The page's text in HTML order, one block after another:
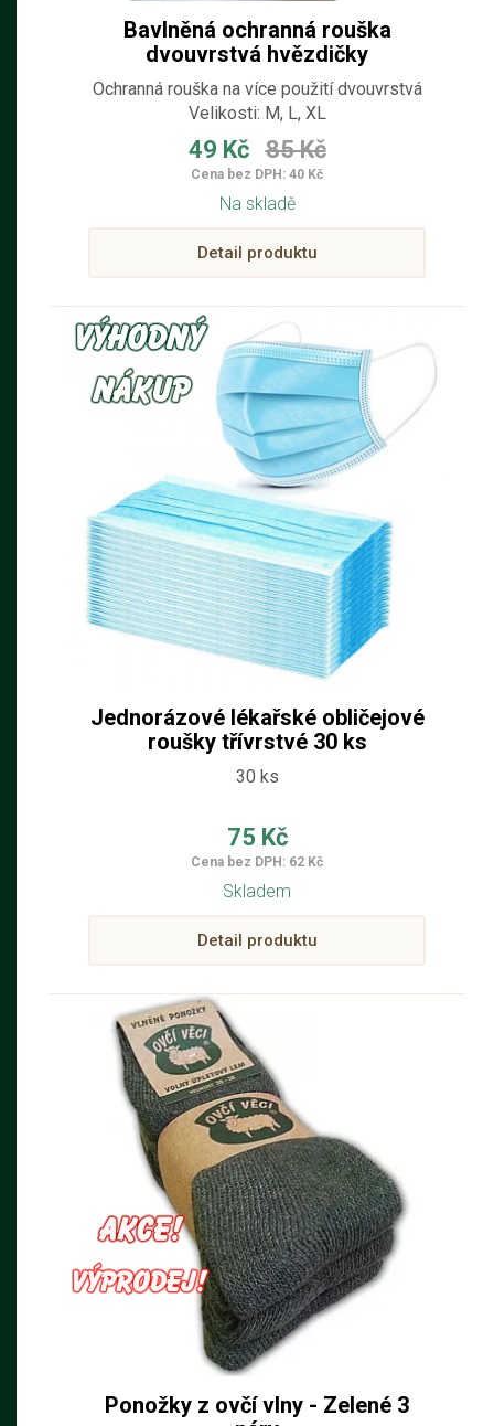
Bavlněná ochranná rouška
dvouvrstvá hvězdičky
Ochranná rouška na více použití dvouvrstvá
Velikosti: M, L, XL
49 Kč 85 Kč
Cena bez DPH: 40 Kč
Na skladě
Detail produktu
Jednorázové lékařské obličejové
roušky třívrstvé 30 ks
30 ks
75 Kč
Cena bez DPH: 62 Kč
Skladem
Detail produktu
Ponožky z ovčí vlny - Zelené 3